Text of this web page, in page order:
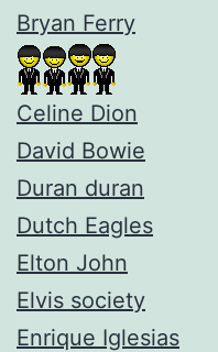
Bryan Ferry
Celine Dion
David Bowie
Duran duran
Dutch Eagles
Elton John
Elvis society
Enrique Iglesias